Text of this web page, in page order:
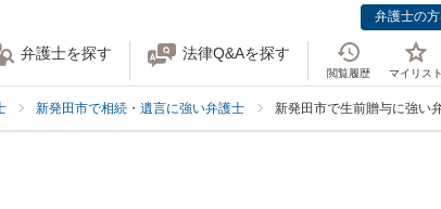
弁護士の
弁護士を探す 法律Q&Aを探す
閲覧履歴 マイリスト
新発田市で相続・遺言に強い弁護士 新発田市で生前贈与に強い